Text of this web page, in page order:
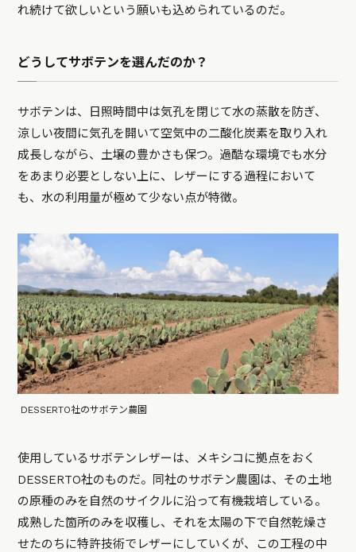
れ続けて欲しいという願いも込められているのだ。
どうしてサボテンを選んだのか？
サボテンは、日照時間中は気孔を閉じて水の蒸散を防ぎ、
涼しい夜間に気孔を開いて空気中の二酸化炭素を取り入れ
成長しながら、土壌の豊かさも保つ。過酷な環境でも水分
をあまり必要としない上に、レザーにする過程において
も、水の利用量が極めて少ない点が特徴。
DESSERTO社のサボテン農園
使用しているサボテンレザーは、メキシコに拠点をおく
DESSERTO社のものだ。同社のサボテン農園は、その土地
の原種のみを自然のサイクルに沿って有機栽培している。
成熟した箇所のみを収穫し、それを太陽の下で自然乾燥さ
せたのちに特許技術でレザーにしていくが、この工程の中